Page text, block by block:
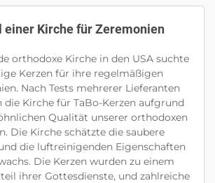
einer Kirche für Zeremonien
orthodoxe Kirche in den USA suchte
Kerzen für ihre regelmäßigen
Nach Tests mehrerer Lieferanten
die Kirche für TaBo-Kerzen aufgrund
Qualität unserer orthodoxen
Die Kirche schätzte die saubere
die luftreinigenden Eigenschaften
Die Kerzen wurden zu einem
ihrer Gottesdienste, und zahlreiche